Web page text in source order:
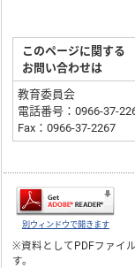
このページに関する
お問い合わせは
教育委員会
電話番号：0966-37-
Fax：0966-37-2267
別ウィンドウで開きます
※資料としてPDFファイ
す。